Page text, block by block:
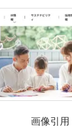
画像引用